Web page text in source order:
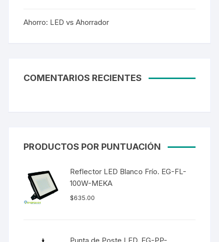
Ahorro: LED vs Ahorrador
COMENTARIOS RECIENTES
PRODUCTOS POR PUNTUACIÓN
Reflector LED Blanco Frío. EG-FL-
100W-MEKA
$635.00